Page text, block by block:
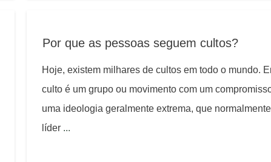
Por que as pessoas seguem cultos?
Hoje, existem milhares de cultos em todo o mundo.
culto é um grupo ou movimento com um
uma ideologia geralmente extrema, que
líder ...